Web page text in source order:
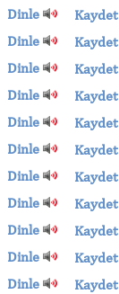
Dinle
Kaydet
Dinle
Kaydet
Dinle
Kaydet
Dinle
Kaydet
Dinle
Kaydet
Dinle
Kaydet
Dinle
Kaydet
Dinle
Kaydet
Dinle
Kaydet
Dinle
Kaydet
Dinle
Kaydet